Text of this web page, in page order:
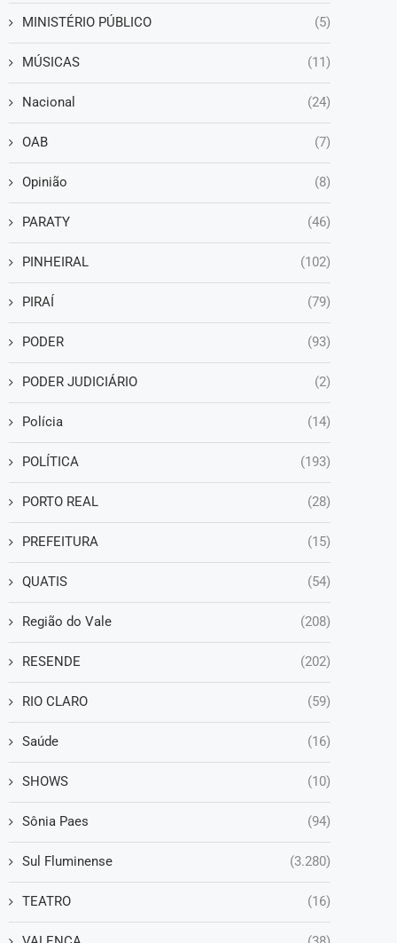
MINISTÉRIO PÚBLICO (5)
MÚSICAS (11)
Nacional (24)
OAB (7)
Opinião (8)
PARATY (46)
PINHEIRAL (102)
PIRAÍ (79)
PODER (93)
PODER JUDICIÁRIO (2)
Polícia (14)
POLÍTICA (193)
PORTO REAL (28)
PREFEITURA (15)
QUATIS (54)
Região do Vale (208)
RESENDE (202)
RIO CLARO (59)
Saúde (16)
SHOWS (10)
Sônia Paes (94)
Sul Fluminense (3.280)
TEATRO (16)